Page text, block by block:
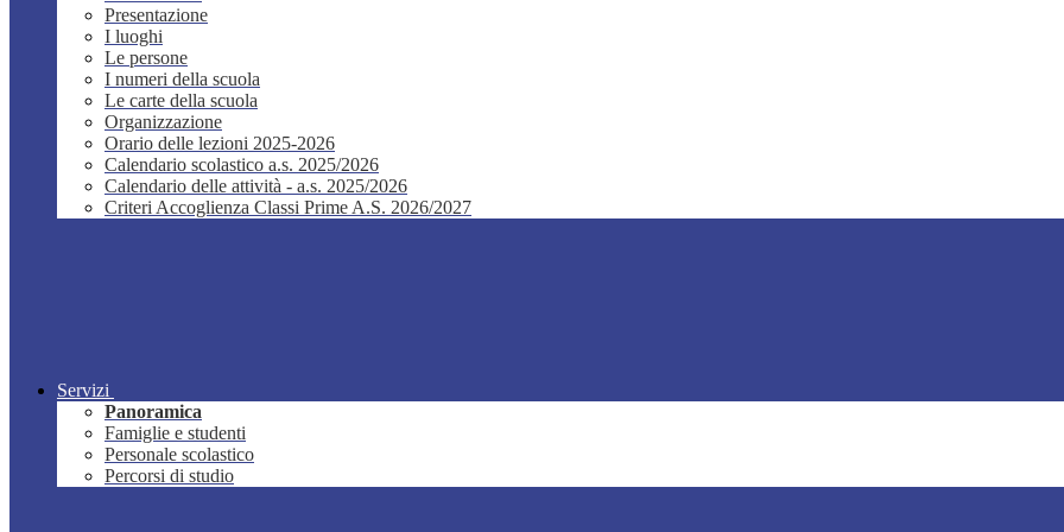
Presentazione
I luoghi
Le persone
I numeri della scuola
Le carte della scuola
Organizzazione
Orario delle lezioni 2025-2026
Calendario scolastico a.s. 2025/2026
Calendario delle attività - a.s. 2025/2026
Criteri Accoglienza Classi Prime A.S. 2026/2027
Servizi
Panoramica
Famiglie e studenti
Personale scolastico
Percorsi di studio